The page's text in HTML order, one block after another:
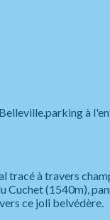
à
tracé à travers
Cuchet (1540m),
ce joli belvédère.